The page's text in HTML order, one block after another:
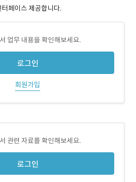
페이스 제공합니다.
업무 내용을 확인해보세요.
로그인
회원가입
관련 자료를 확인해보세요.
로그인